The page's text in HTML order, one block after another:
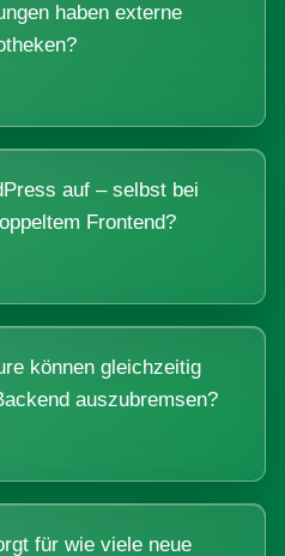
haben externe
auf – selbst bei
Frontend?
können gleichzeitig
auszubremsen?
für wie viele neue